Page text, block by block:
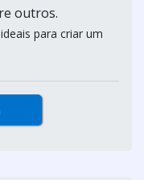
outros.
para criar um